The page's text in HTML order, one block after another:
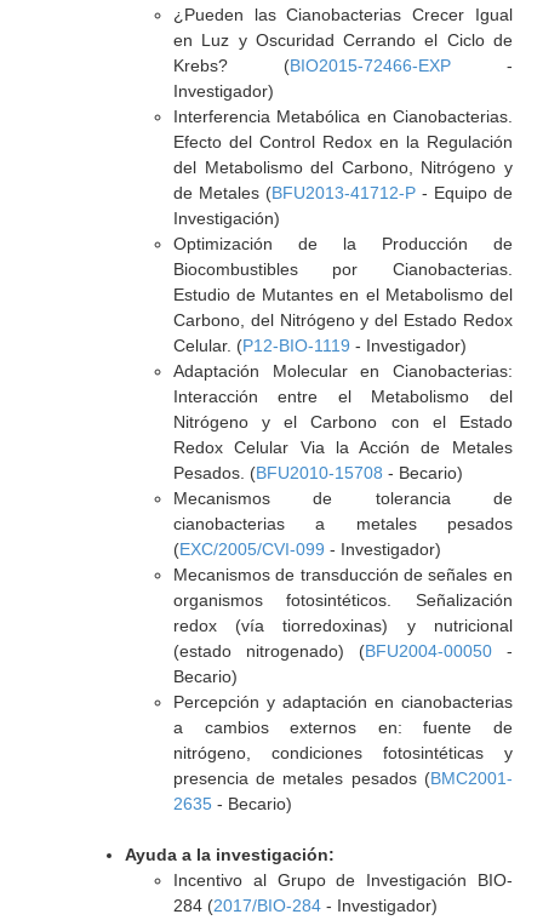
¿Pueden las Cianobacterias Crecer Igual
en Luz y Oscuridad Cerrando el Ciclo de
Krebs? (BIO2015-72466-EXP-
Investigador)
Interferencia Metabólica en Cianobacterias.
Efecto del Control Redox en la Regulación
del Metabolismo del Carbono, Nitrógeno y
de Metales (BFU2013-41712-P- Equipo de
Investigación)
Optimización de la Producción de
Biocombustibles por Cianobacterias.
Estudio de Mutantes en el Metabolismo del
Carbono, del Nitrógeno y del Estado Redox
Celular. (P12-BIO-1119 - Investigador)
Adaptación Molecular en Cianobacterias:
Interacción entre el Metabolismo del
Nitrógeno y el Carbono con el Estado
Redox Celular Via la Acción de Metales
Pesados. (BFU2010-15708 - Becario)
Mecanismos de tolerancia de
cianobacterias a metales pesados
(EXC/2005/CVI-099 - Investigador)
Mecanismos de transducción de señales en
organismos fotosintéticos. Señalización
redox (vía tiorredoxinas) y nutricional
(estado nitrogenado) (BFU2004-00050-
Becario)
Percepción y adaptación en cianobacterias
a cambios externos en: fuente de
nitrógeno, condiciones fotosintéticas y
presencia de metales pesados (BMC2001-
2635- Becario)
Ayuda a la investigación:
Incentivo al Grupo de Investigación BIO-
284 (2017/BIO-284- Investigador)